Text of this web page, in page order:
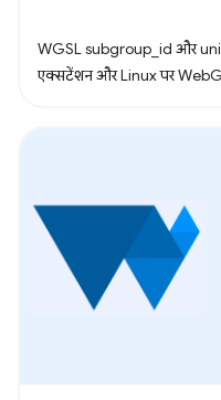
WGSL subgroup_id और
एक्सटेंशन और Linux पर